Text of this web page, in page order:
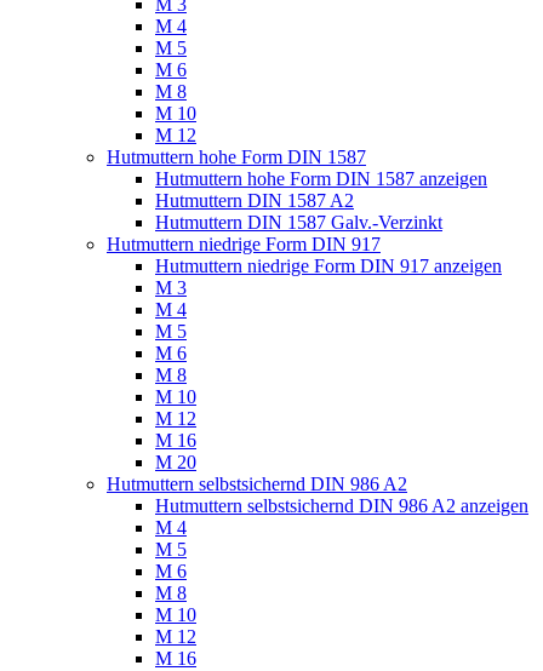
M 4
M 5
M 6
M 8
M 10
M 12
Hutmuttern hohe Form DIN 1587
Hutmuttern hohe Form DIN 1587 anzeigen
Hutmuttern DIN 1587 A2
Hutmuttern DIN 1587 Galv.-Verzinkt
Hutmuttern niedrige Form DIN 917
Hutmuttern niedrige Form DIN 917 anzeigen
M 3
M 4
M 5
M 6
M 8
M 10
M 12
M 16
M 20
Hutmuttern selbstsichernd DIN 986 A2
Hutmuttern selbstsichernd DIN 986 A2 anzeigen
M 4
M 5
M 6
M 8
M 10
M 12
M 16